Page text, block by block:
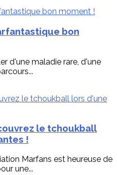
bon
d'une maladie rare, d'une
le tchoukball
!
Marfans est heureuse de
une...